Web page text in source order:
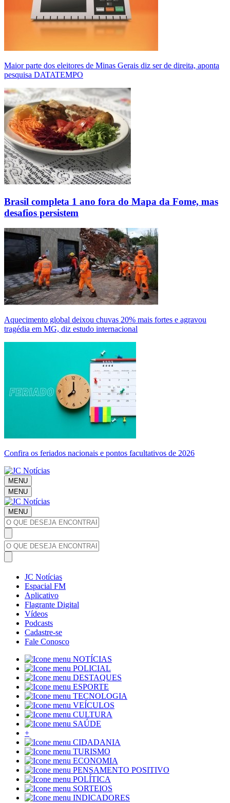
Maior parte dos eleitores de Minas Gerais diz ser de direita, aponta
pesquisa DATATEMPO
Brasil completa 1 ano fora do Mapa da Fome, mas
desafios persistem
Aquecimento global deixou chuvas 20% mais fortes e agravou
tragédia em MG, diz estudo internacional
Confira os feriados nacionais e pontos facultativos de 2026
MENU
MENU
MENU
JC Notícias
Espacial FM
Aplicativo
Flagrante Digital
Vídeos
Podcasts
Cadastre-se
Fale Conosco
NOTÍCIAS
POLICIAL
DESTAQUES
ESPORTE
TECNOLOGIA
VEÍCULOS
CULTURA
SAÚDE
+
CIDADANIA
TURISMO
ECONOMIA
PENSAMENTO POSITIVO
POLÍTICA
SORTEIOS
INDICADORES